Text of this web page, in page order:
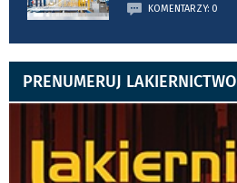
KOMENTARZY: 0
PRENUMERUJ LAKIERNICTWO